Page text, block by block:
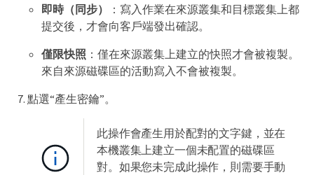
即時（同步）
：寫入作業在來源叢集和目標叢集上都
提交後，才會向客戶端發出確認。
僅限快照 ：僅在來源叢集上建立的快照才會被複製。
來自來源磁碟區的活動寫入不會被複製。
點選“產生密鑰”。
此操作會產生用於配對的文字鍵，並在
本機叢集上建立一個未配置的磁碟區
對。如果您未完成此操作，則需要手動